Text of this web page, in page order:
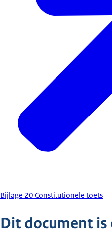
Bijlage 20 Constitutionele toets
Dit document is